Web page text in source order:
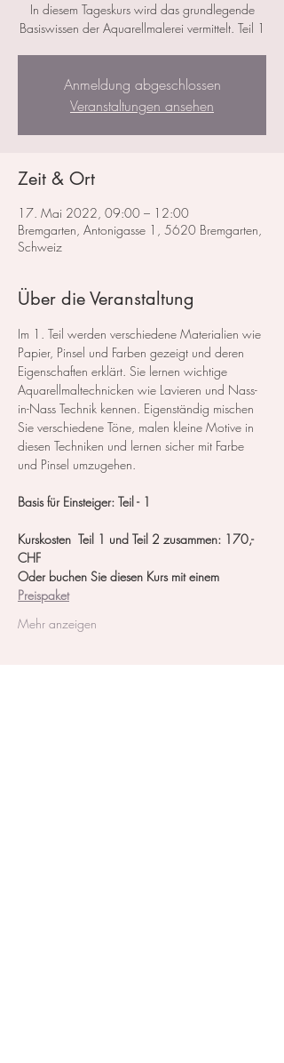
In diesem Tageskurs wird das grundlegende
Basiswissen der Aquarellmalerei vermittelt. Teil 1
Anmeldung abgeschlossen
Veranstaltungen ansehen
Zeit & Ort
17. Mai 2022, 09:00 – 12:00
Bremgarten, Antonigasse 1, 5620 Bremgarten,
Schweiz
Über die Veranstaltung
Im 1. Teil werden verschiedene Materialien wie
Papier, Pinsel und Farben gezeigt und deren
Eigenschaften erklärt. Sie lernen wichtige
Aquarellmaltechnicken wie Lavieren und Nass-
in-Nass Technik kennen. Eigenständig mischen
Sie verschiedene Töne, malen kleine Motive in
diesen Techniken und lernen sicher mit Farbe
und Pinsel umzugehen.
Basis für Einsteiger: Teil - 1
Kurskosten  Teil 1 und Teil 2 zusammen: 170,-
CHF
Oder buchen Sie diesen Kurs mit einem
Preispaket
Mehr anzeigen